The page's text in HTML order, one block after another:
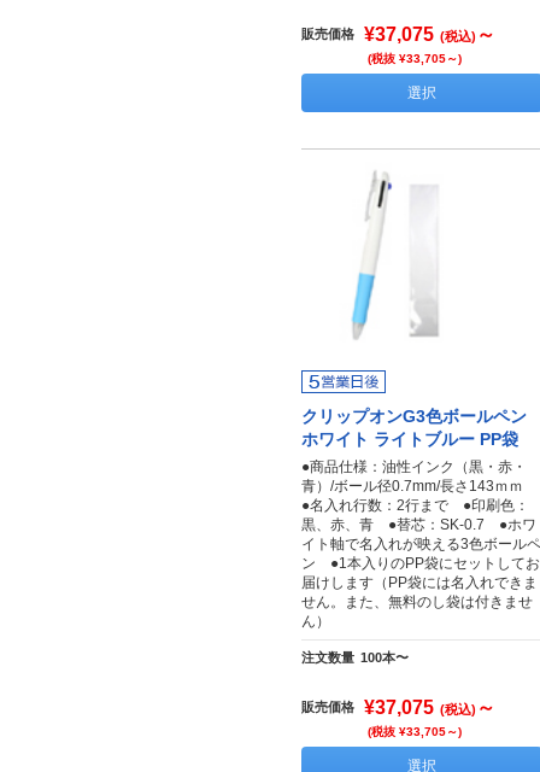
販売価格 ¥37,075 (税込) ～
(税抜 ¥33,705～)
選択
クリップオンG3色ボールペン
ホワイト ライトブルー PP袋
●商品仕様：油性インク（黒・赤・
青）/ボール径0.7mm/長さ143ｍｍ
●名入れ行数：2行まで ●印刷色：
黒、赤、青 ●替芯：SK-0.7 ●ホワ
イト軸で名入れが映える3色ボールペ
ン ●1本入りのPP袋にセットしてお
届けします（PP袋には名入れできま
せん。また、無料のし袋は付きませ
ん）
注文数量 100本〜
販売価格 ¥37,075 (税込) ～
(税抜 ¥33,705～)
選択